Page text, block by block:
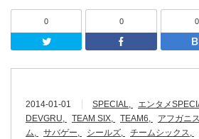
0
Twitter
0 0
2014-01-01 SPECIAL エンタメ
DEVGRU
TEAM SIX TEAM6 アフガニ
ム
サバゲー シールズ チームシックス